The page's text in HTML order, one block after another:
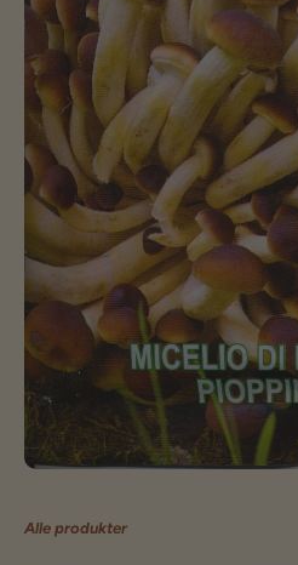
Alle produkter